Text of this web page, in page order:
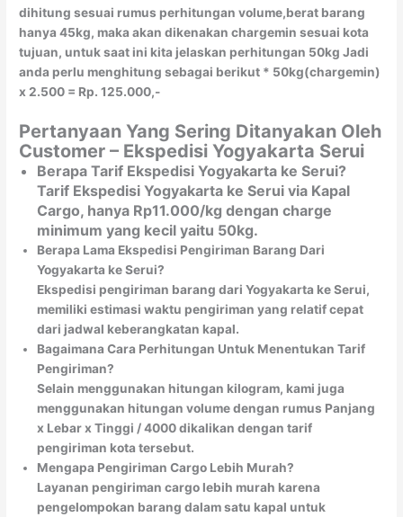
dihitung sesuai rumus perhitungan volume,berat barang
hanya 45kg, maka akan dikenakan chargemin sesuai kota
tujuan, untuk saat ini kita jelaskan perhitungan 50kg Jadi
anda perlu menghitung sebagai berikut * 50kg(chargemin)
x 2.500 = Rp. 125.000,-
Pertanyaan Yang Sering Ditanyakan Oleh
Customer – Ekspedisi Yogyakarta Serui
Berapa Tarif Ekspedisi Yogyakarta ke Serui?
Tarif Ekspedisi Yogyakarta ke Serui via Kapal
Cargo, hanya Rp11.000/kg dengan charge
minimum yang kecil yaitu 50kg.
Berapa Lama Ekspedisi Pengiriman Barang Dari
Yogyakarta ke Serui?
Ekspedisi pengiriman barang dari Yogyakarta ke Serui,
memiliki estimasi waktu pengiriman yang relatif cepat
dari jadwal keberangkatan kapal.
Bagaimana Cara Perhitungan Untuk Menentukan Tarif
Pengiriman?
Selain menggunakan hitungan kilogram, kami juga
menggunakan hitungan volume dengan rumus Panjang
x Lebar x Tinggi / 4000 dikalikan dengan tarif
pengiriman kota tersebut.
Mengapa Pengiriman Cargo Lebih Murah?
Layanan pengiriman cargo lebih murah karena
pengelompokan barang dalam satu kapal untuk